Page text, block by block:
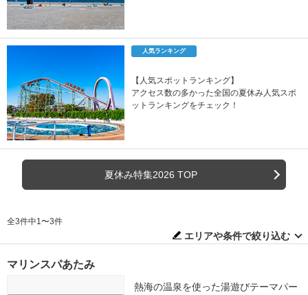
人気ランキング
【人気スポットランキング】
アクセス数の多かった全国の夏休み人気スポ
ットランキングをチェック！
夏休み特集2026 TOP
全3件中1〜3件
エリアや条件で絞り込む
マリンスパあたみ
熱海の温泉を使った湯遊びテーマパー